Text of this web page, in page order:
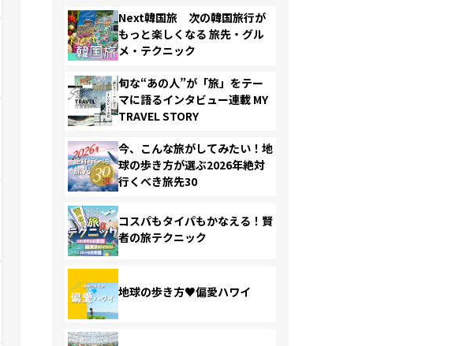
Next韓国旅 次の韓国旅行が
もっと楽しくなる 旅先・グル
メ・テクニック
旬な“あの人”が「旅」をテー
マに語るインタビュー連載 MY
TRAVEL STORY
今、こんな旅がしてみたい！地
球の歩き方が選ぶ2026年絶対
行くべき旅先30
コスパもタイパもかなえる！賢
者の旅テクニック
地球の歩き方♥偏愛ハワイ